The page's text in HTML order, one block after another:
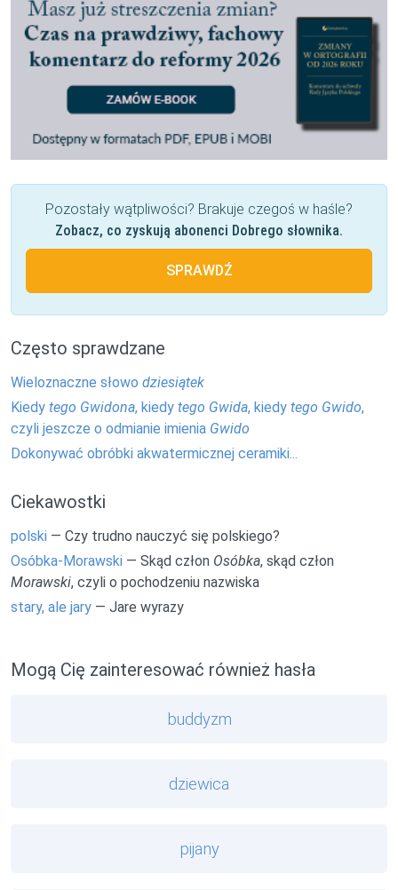
Pozostały wątpliwości? Brakuje czegoś w haśle?
Zobacz, co zyskują abonenci Dobrego słownika.
SPRAWDŹ
Często sprawdzane
Wieloznaczne słowo dziesiątek
Kiedy tego Gwidona, kiedy tego Gwida, kiedy tego Gwido,
czyli jeszcze o odmianie imienia Gwido
Dokonywać obróbki akwatermicznej ceramiki...
Ciekawostki
polski — Czy trudno nauczyć się polskiego?
Osóbka-Morawski — Skąd człon Osóbka, skąd człon
Morawski, czyli o pochodzeniu nazwiska
stary, ale jary — Jare wyrazy
Mogą Cię zainteresować również hasła
buddyzm
dziewica
pijany